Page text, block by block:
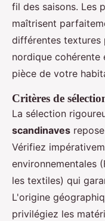
fil des saisons. Les
maîtrisent
différentes textures
nordique cohérente
pièce de votre
Critères de
La sélection
scandinaves
Vérifiez
environnementales
les textiles) qui
L'origine
privilégiez les